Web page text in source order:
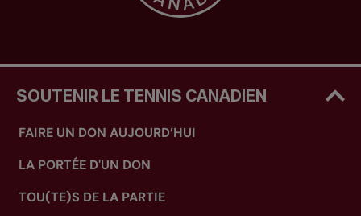
SOUTENIR LE TENNIS CANADIEN
FAIRE UN DON AUJOURD’HUI
LA PORTÉE D'UN DON
TOU(TE)S DE LA PARTIE